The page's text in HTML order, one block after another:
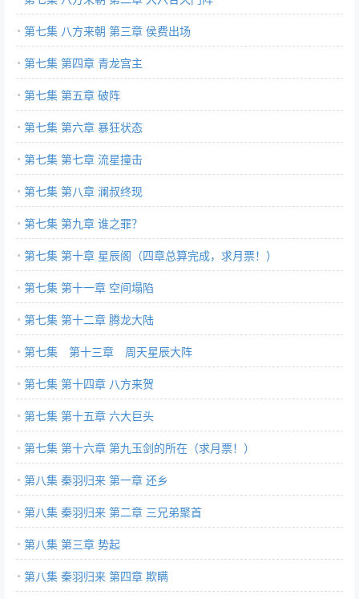
第七集 八方来朝 第三章 侯费出场
第七集 第四章 青龙宫主
第七集 第五章 破阵
第七集 第六章 暴狂状态
第七集 第七章 流星撞击
第七集 第八章 澜叔终现
第七集 第九章 谁之罪？
第七集 第十章 星辰阁（四章总算完成，求月票！）
第七集 第十一章 空间塌陷
第七集 第十二章 腾龙大陆
第七集 第十三章 周天星辰大阵
第七集 第十四章 八方来贺
第七集 第十五章 六大巨头
第七集 第十六章 第九玉剑的所在（求月票！）
第八集 秦羽归来 第一章 还乡
第八集 秦羽归来 第二章 三兄弟聚首
第八集 第三章 势起
第八集 秦羽归来 第四章 欺瞒